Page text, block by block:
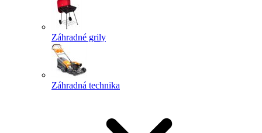
Záhradné grily
Záhradná technika